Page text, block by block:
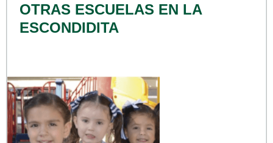
OTRAS ESCUELAS EN LA
ESCONDIDITA